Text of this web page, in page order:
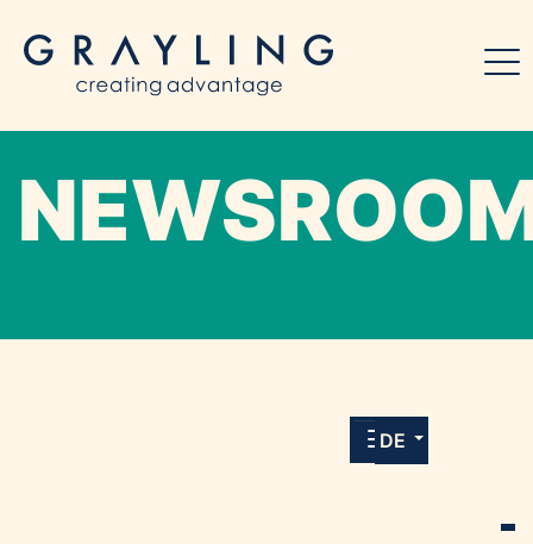
allen Meldungen und Downloads unserer
DE